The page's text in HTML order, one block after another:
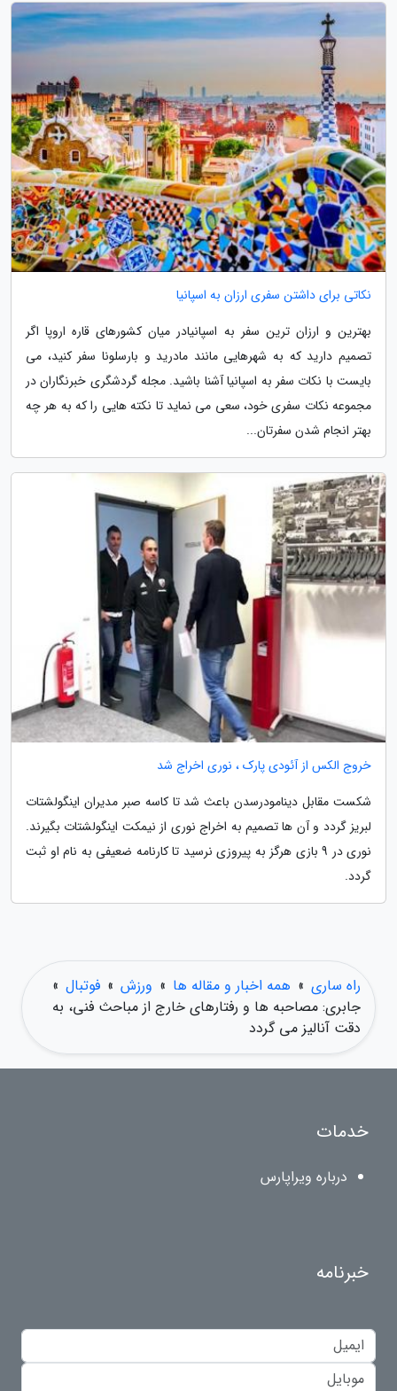
نکاتی برای داشتن سفری ارزان به اسپانیا
بهترین و ارزان ترین سفر به اسپانیادر میان کشورهای قاره اروپا اگر
تصمیم دارید که به شهرهایی مانند مادرید و بارسلونا سفر کنید، می
بایست با نکات سفر به اسپانیا آشنا باشید. مجله گردشگری خبرنگاران در
مجموعه نکات سفری خود، سعی می نماید تا نکته هایی را که به هر چه
بهتر انجام شدن سفرتان...
خروج الکس از آئودی پارک ، نوری اخراج شد
شکست مقابل دینامودرسدن باعث شد تا کاسه صبر مدیران اینگولشتات
لبریز گردد و آن ها تصمیم به اخراج نوری از نیمکت اینگولشتات بگیرند.
نوری در 9 بازی هرگز به پیروزی نرسید تا کارنامه ضعیفی به نام او ثبت
گردد.
راه ساری » همه اخبار و مقاله ها » ورزش » فوتبال »
جابری: مصاحبه ها و رفتارهای خارج از مباحث فنی، به
دقت آنالیز می گردد
خدمات
درباره ویراپارس
خبرنامه